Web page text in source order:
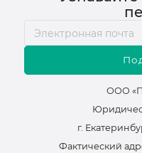
ООО
г.
Фактический